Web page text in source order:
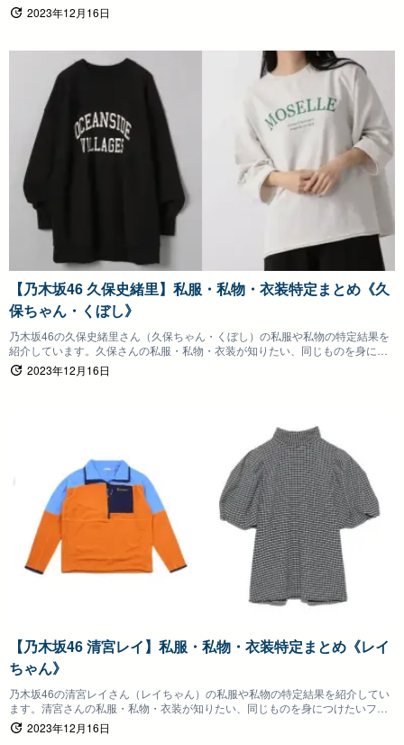
の方は参考にしていただけると嬉しいです。
2023年12月16日
【乃木坂46 久保史緒里】私服・私物・衣装特定まとめ《久
保ちゃん・くぼし》
乃木坂46の久保史緒里さん（久保ちゃん・くぼし）の私服や私物の特定結果を
紹介しています。久保さんの私服・私物・衣装が知りたい、同じものを身につ
けたいファンの方は参考にしていただけると嬉しいです。
2023年12月16日
【乃木坂46 清宮レイ】私服・私物・衣装特定まとめ《レイ
ちゃん》
乃木坂46の清宮レイさん（レイちゃん）の私服や私物の特定結果を紹介してい
ます。清宮さんの私服・私物・衣装が知りたい、同じものを身につけたいファ
ンの方は参考にしていただけると嬉しいです。
2023年12月16日